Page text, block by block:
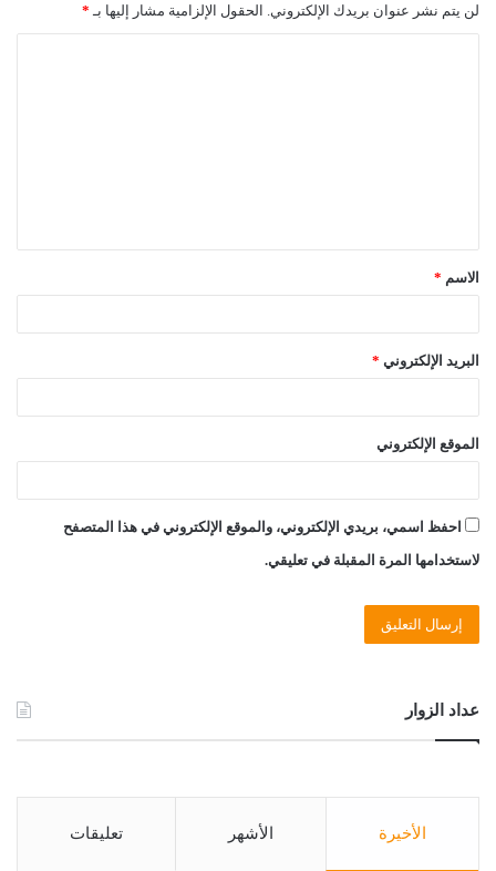
لن يتم نشر عنوان بريدك الإلكتروني. الحقول الإلزامية مشار إليها بـ *
ق
*الاسم *
البريد الإلكتروني *
الموقع الإلكتروني
احفظ اسمي، بريدي الإلكتروني، والموقع الإلكتروني في هذا المتصفح
لاستخدامها المرة المقبلة في تعليقي.
عداد الزوار
الأخيرة الأشهر تعليقات